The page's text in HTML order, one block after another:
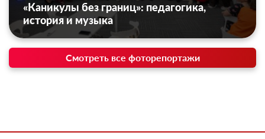
«Каникулы без границ»: педагогика,
история и музыка
Смотреть все фоторепортажи